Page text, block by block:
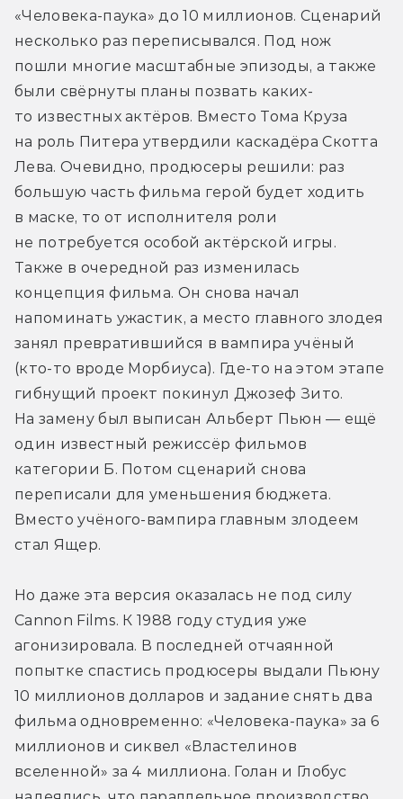
«Человека-паука» до 10 миллионов. Сценарий
несколько раз переписывался. Под нож
пошли многие масштабные эпизоды, а также
были свёрнуты планы позвать каких-
то известных актёров. Вместо Тома Круза
на роль Питера утвердили каскадёра Скотта
Лева. Очевидно, продюсеры решили: раз
большую часть фильма герой будет ходить
в маске, то от исполнителя роли
не потребуется особой актёрской игры.
Также в очередной раз изменилась
концепция фильма. Он снова начал
напоминать ужастик, а место главного злодея
занял превратившийся в вампира учёный
(кто-то вроде Морбиуса). Где-то на этом этапе
гибнущий проект покинул Джозеф Зито.
На замену был выписан Альберт Пьюн — ещё
один известный режиссёр фильмов
категории Б. Потом сценарий снова
переписали для уменьшения бюджета.
Вместо учёного-вампира главным злодеем
стал Ящер.
Но даже эта версия оказалась не под силу
Cannon Films. К 1988 году студия уже
агонизировала. В последней отчаянной
попытке спастись продюсеры выдали Пьюну
10 миллионов долларов и задание снять два
фильма одновременно: «Человека-паука» за 6
миллионов и сиквел «Властелинов
вселенной» за 4 миллиона. Голан и Глобус